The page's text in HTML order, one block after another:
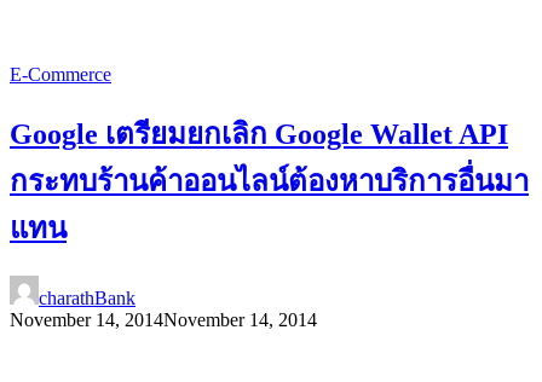
E-Commerce
Google เตรียมยกเลิก Google Wallet API
กระทบร้านค้าออนไลน์ต้องหาบริการอื่นมา
แทน
charathBank
November 14, 2014November 14, 2014